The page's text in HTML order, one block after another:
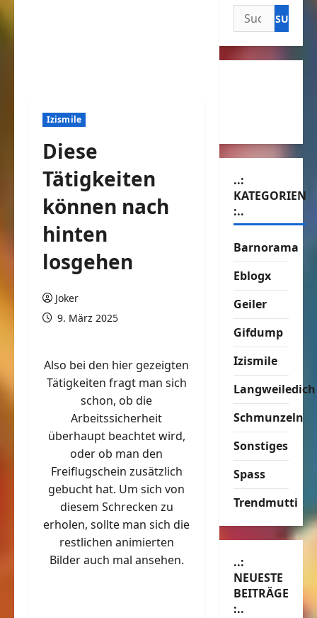
Izismile
Diese
Tätigkeiten
können nach
hinten
losgehen
Joker
9. März 2025
Also bei den hier gezeigten
Tätigkeiten fragt man sich
schon, ob die
Arbeitssicherheit
überhaupt beachtet wird,
oder ob man den
Freiflugschein zusätzlich
gebucht hat. Um sich von
diesem Schrecken zu
erholen, sollte man sich die
restlichen animierten
Bilder auch mal ansehen.
Suchen
nach:
..:
KATEGORIEN
:..
Barnorama
Eblogx
Geiler
Gifdump
Izismile
Langweiledich
Schmunzeln
Sonstiges
Spass
Trendmutti
..:
NEUESTE
BEITRÄGE
:..